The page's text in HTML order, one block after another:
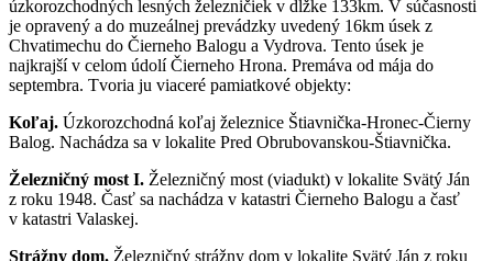
úzkorozchodných lesných železničiek v dĺžke 133km. V súčasnosti
je opravený a do muzeálnej prevádzky uvedený 16km úsek z
Chvatimechu do Čierneho Balogu a Vydrova. Tento úsek je
najkrajší v celom údolí Čierneho Hrona. Premáva od mája do
septembra. Tvoria ju viaceré pamiatkové objekty:
Koľaj. Úzkorozchodná koľaj železnice Štiavnička-Hronec-Čierny
Balog. Nachádza sa v lokalite Pred Obrubovanskou-Štiavnička.
Železničný most I. Železničný most (viadukt) v lokalite Svätý Ján
z roku 1948. Časť sa nachádza v katastri Čierneho Balogu a časť
v katastri Valaskej.
Strážny dom. Železničný strážny dom v lokalite Svätý Ján z roku